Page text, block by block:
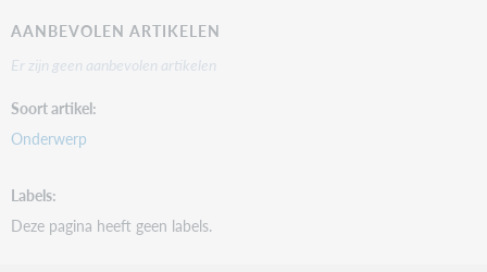
AANBEVOLEN ARTIKELEN
Er zijn geen aanbevolen artikelen
Soort artikel
Onderwerp
Labels
Deze pagina heeft geen labels.